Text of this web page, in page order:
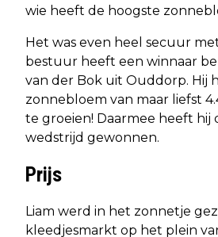
wie heeft de hoogste
Het was even heel secuur
bestuur heeft een winnaar
van der Bok uit Ouddorp. Hij
zonnebloem van maar liefst
te groeien! Daarmee heeft hij
wedstrijd gewonnen.
Prijs
Liam werd in het zonnetje
kleedjesmarkt op het plein